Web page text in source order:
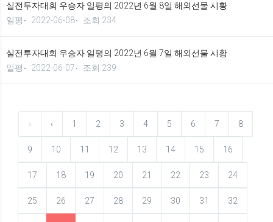
실전투자대회 우승자 일평의 2022년 6월 8일 해외선물 시황
일평
2022-06-08 조회 234
실전투자대회 우승자 일평의 2022년 6월 7일 해외선물 시황
일평
2022-06-07 조회 239
« ‹ 1 2 3 4 5 6 7 8
9 10 11 12 13 14 15 16
17 18 19 20 21 22 23 24
25 26 27 28 29 30 31 32